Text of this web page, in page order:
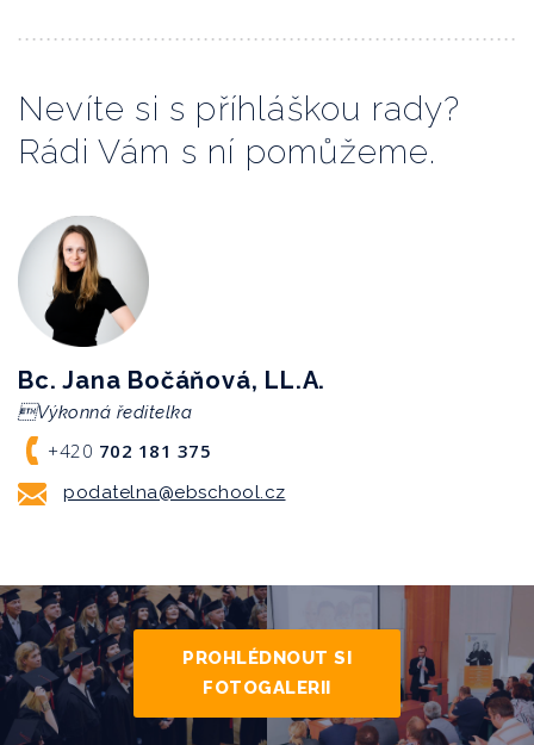
Nevíte si s příhláškou rady?
Rádi Vám s ní pomůžeme.
Bc. Jana Bočáňová, LL.A.
Výkonná ředitelka
+420 702 181 375
podatelna@ebschool.cz
PROHLÉDNOUT SI
FOTOGALERII